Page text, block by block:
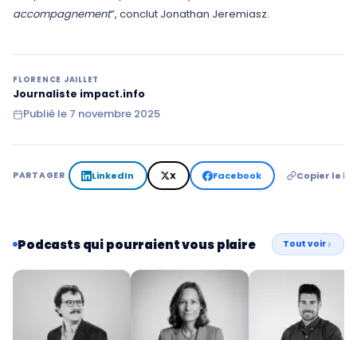
accompagnement”, conclut Jonathan Jeremiasz.
FLORENCE JAILLET
Journaliste impact.info
Publié le 7 novembre 2025
PARTAGER LinkedIn X Facebook Copier le
Podcasts qui pourraient vous plaire Tout voir